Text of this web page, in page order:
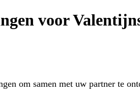
voor
om samen met uw partner te